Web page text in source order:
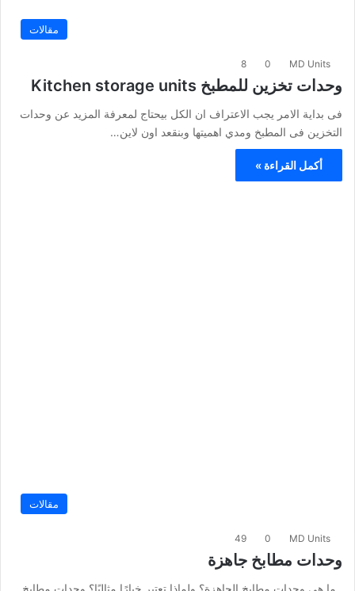
مقالات
MD Units
0
8
وحدات تخزين للمطبخ Kitchen storage units
فى بداية الامر يجب الاعتراف ان الكل بيحتاج لمعرفة المزيد عن وحدات
التخزين فى المطبخ ومدي اهميتها وبنقعد اون لاين…
أكمل القراءة »
مقالات
MD Units
0
49
وحدات مطابخ جاهزة
ما هي وحدات مطابخ الجاهزة؟ ولماذا تعتبر خيارًا مثاليًا؟ وحدات مطابخ